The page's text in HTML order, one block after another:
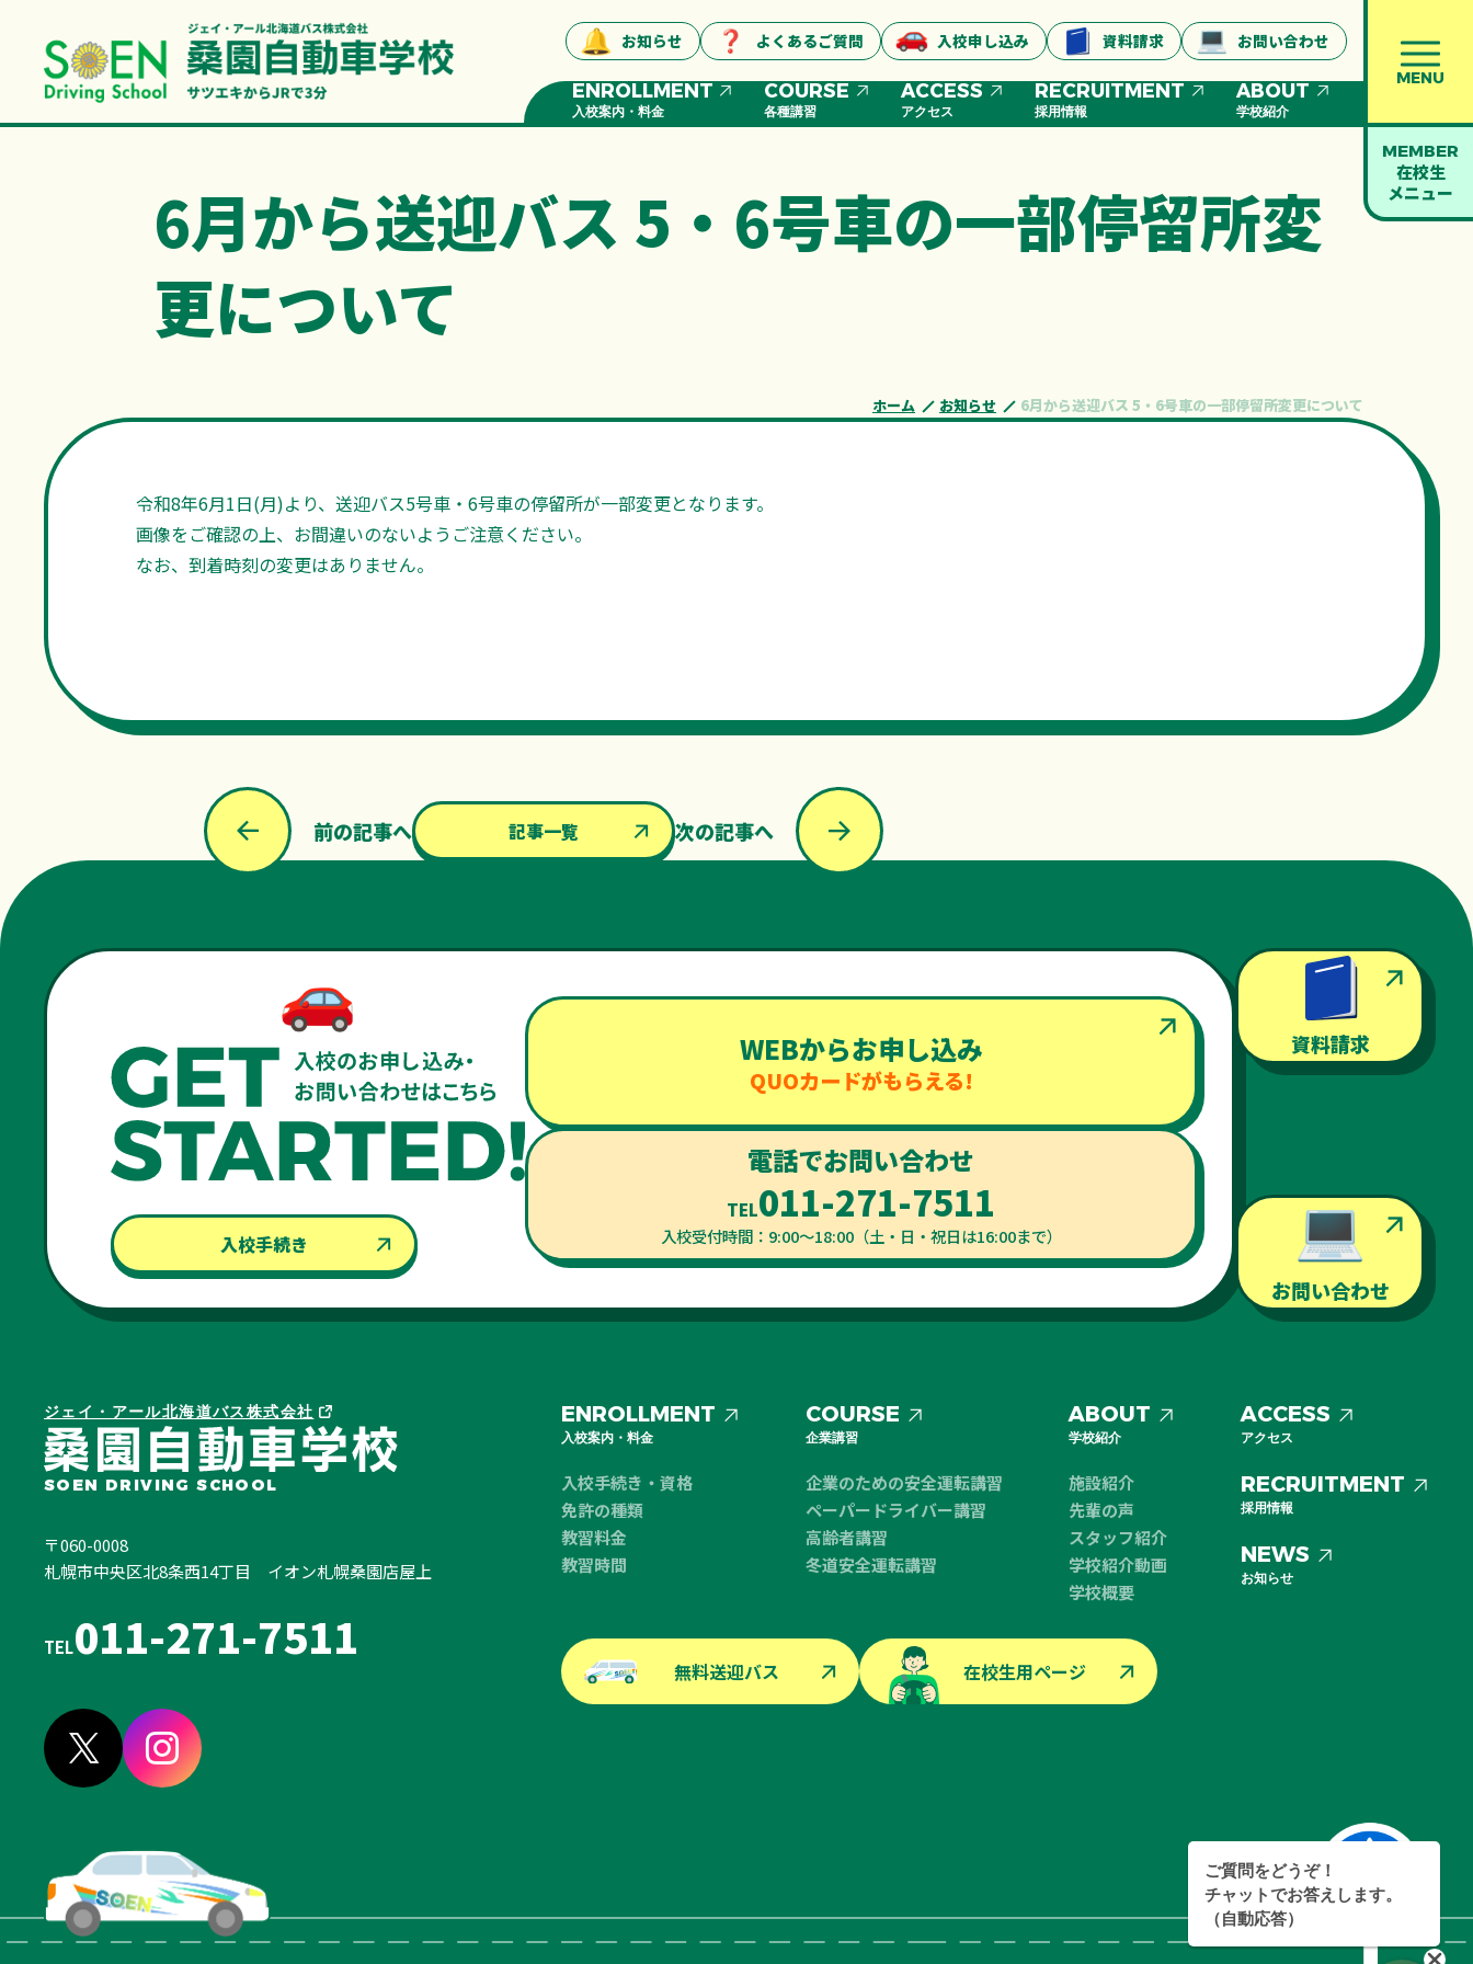
MEMBER
在校生
メニュー
お知らせ よくあるご質問 入校申し込み 資料請求 お問い合わせ
ENROLLMENT
入校案内・料金
COURSE
各種講習
ACCESS
アクセス
RECRUITMENT
採用情報
ABOUT
学校紹介
MENU
6月から送迎バス 5・6号車の一部停留所変
更について
ホーム お知らせ 6月から送迎バス 5・6号車の一部停留所変更について
令和8年6月1日(月)より、送迎バス5号車・6号車の停留所が一部変更となります。
画像をご確認の上、お間違いのないようご注意ください。
なお、到着時刻の変更はありません。
前の記事へ 記事一覧 次の記事へ
入校手続き
WEBからお申し込み
QUOカードがもらえる!
電話でお問い合わせ
TEL011-271-7511
入校受付時間：9:00～18:00（土・日・祝日は16:00まで）
資料請求
お問い合わせ
ジェイ・アール北海道バス株式会社
SOEN DRIVING SCHOOL
〒060-0008
札幌市中央区北8条西14丁目
イオン札幌桑園店屋上
TEL011-271-7511
ENROLLMENT
入校案内・料金
入校手続き・資格
免許の種類
教習料金
教習時間
COURSE
企業講習
企業のための安全運転講習
ペーパードライバー講習
高齢者講習
冬道安全運転講習
ABOUT
学校紹介
施設紹介
先輩の声
スタッフ紹介
学校紹介動画
学校概要
ACCESS
アクセス
RECRUITMENT
採用情報
NEWS
お知らせ
無料送迎バス 在校生用ページ
ご質問をどうぞ！
チャットでお答えします。
（自動応答）